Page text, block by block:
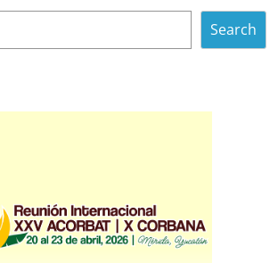
Search